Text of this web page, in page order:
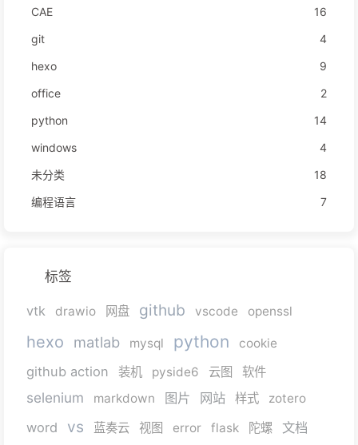
CAE
16
git
4
hexo
9
office
2
python
14
windows
4
未分类
18
编程语言
7
标签
vtk drawio 网盘 github vscode openssl
hexo matlab mysql python cookie
github action 装机 pyside6 云图 软件
selenium markdown 图片 网站 样式 zotero
word vs 蓝奏云 视图 error flask 陀螺 文档